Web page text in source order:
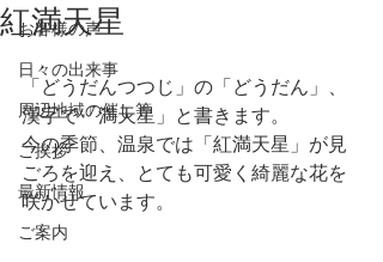
お客様の声
日々の出来事
周辺地域の催し等
ご挨拶
最新情報
ご案内
紅満天星
「どうだんつつじ」の「どうだん」、
漢字で「満天星」と書きます。
今の季節、温泉では「紅満天星」が見
ごろを迎え、とても可愛く綺麗な花を
咲かせています。